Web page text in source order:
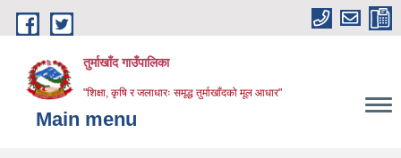
Skip to main content
तुर्माखाँद गाउँपालिका
"शिक्षा, कृषि र जलाधारः समृद्ध तुर्माखाँदको मूल आधार"
Main menu